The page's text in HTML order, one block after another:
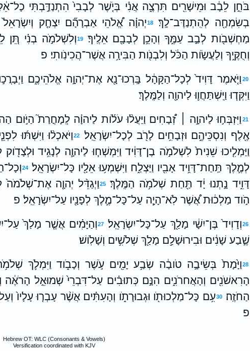
בֹּחֵ֣ן לֵבָ֔ב וּמֵישָׁרִ֖ים תִּרְצֶ֑ה אֲנִ֗י בְּיֹ֤שֶׁר לְבָבִי֙ הִתְנַדַּ֣בְתִּי
בְשִׂמְחָ֖ה לְהִֽתְנַדֶּב־לָֽךְ׃
18יְהוָ֗ה אֱ֠לֹהֵי אַבְרָהָ֞ם יִצְחָ֤ק
מַחְשְׁבֹ֖ות לְבַ֣ב עַמֶּ֑ךָ וְהָכֵ֥ן לְבָבָ֖ם אֵלֶֽיךָ׃
19וְלִשְׁלֹמֹ֣ה בְנִ֗י תֵּ֚ן
וְחֻקֶּ֑יךָ וְלַעֲשֹׂ֣ות הַכֹּ֔ל וְלִבְנֹ֖ות הַבִּירָ֥ה אֲשֶׁר־הֲכִינֹֽותִי׃ פ
20 וַיֹּ֤אמֶר דָּוִיד֙ לְכָל־הַקָּהָ֔ל בָּֽרְכוּ־נָ֖א אֶת־יְהוָ֣ה אֱלֹהֵיכֶ֑ם
וַיִּקְּד֧וּ וַיִּֽשְׁתַּחֲו֛וּ לַיהוָ֖ה וְלַמֶּֽלֶךְ׃
21 וַיִּזְבְּח֣וּ לַיהוָ֣ה ׀ זְ֠בָחִים וַיַּעֲל֨וּ עֹלֹ֜ות לַיהוָ֗ה לְֽמָחֳרַת֮
אֶ֖לֶף וְנִסְכֵּיהֶ֑ם וּזְבָחִ֥ים לָרֹ֖ב לְכָל־יִשְׂרָאֵֽל׃
22וַיֹּאכְל֨וּ וַיִּשְׁתּ֜וּ
וַיַּמְלִ֤יכוּ שֵׁנִית֙ לִשְׁלֹמֹ֣ה בֶן־דָּוִ֔יד וַיִּמְשְׁח֧וּ לַיהוָ֛ה לְנָגִ֥יד וּלְצָדֹ֖וק
לְמֶ֛לֶךְ תַּֽחַת־דָּוִ֥יד אָבִ֖יו וַיַּצְלַ֑ח וַיִּשְׁמְע֥וּ אֵלָ֖יו כָּל־יִשְׂרָאֵֽל׃ 24
דָּוִ֑יד נָ֣תְנוּ יָ֔ד תַּ֖חַת שְׁלֹמֹ֥ה הַמֶּֽלֶךְ׃
25וַיְגַדֵּ֨ל יְהוָ֤ה אֶת־שְׁלֹמֹה֙
הֹ֣וד מַלְכ֔וּת אֲ֠שֶׁר לֹֽא־הָיָ֧ה עַל־כָּל־מֶ֛לֶךְ לְפָנָ֖יו עַל־יִשְׂרָאֵֽל׃ פ
26וְדָוִיד֙ בֶּן־יִשָׁ֔י מָלַ֖ךְ עַל־כָּל־יִשְׂרָאֵֽל׃ 27וְהַיָּמִ֗ים אֲשֶׁ֤ר מָלַךְ֙
שֶׁ֣בַע שָׁנִ֔ים וּבִירוּשָׁלִַ֥ם מָלַ֖ךְ שְׁלֹשִׁ֥ים וְשָׁלֹֽושׁ׃
28וַיָּ֙מָת֙ בְּשֵׂיבָ֣ה טֹובָ֔ה שְׂבַ֥ע יָמִ֖ים עֹ֣שֶׁר וְכָבֹ֑וד וַיִּמְלֹ֛ךְ שְׁלֹמֹ֥ה
הָרִאשֹׁנִ֖ים וְהָאֲחרֹנִ֑ים הִנָּ֣ם כְּתוּבִ֗ים עַל־דִּבְרֵי֙ שְׁמוּאֵ֣ל הָרֹאֶ֔ה
הַחֹזֶֽה׃
30עִ֥ם כָּל־מַלְכוּתֹ֖ו וּגְבוּרָתֹ֑ו וְהָעִתִּ֗ים אֲשֶׁ֨ר עָבְר֤וּ עָלָיו֙
פ
Hebrew OT: WLC (Consonants & Vowels)
Versification coordinated with KJV